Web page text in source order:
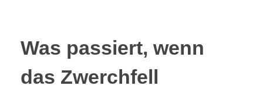
Was passiert, wenn
das Zwerchfell